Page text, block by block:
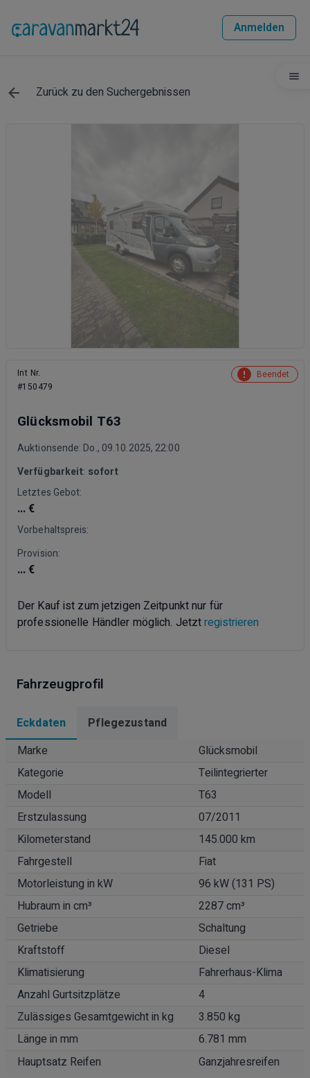
Anmelden
Zurück zu den Suchergebnissen
Int Nr.
#150479
Beendet
Glücksmobil T63
Auktionsende: Do., 09.10.2025, 22:00
Verfügbarkeit: sofort
Letztes Gebot:
... €
Vorbehaltspreis:
Provision:
... €
Der Kauf ist zum jetzigen Zeitpunkt nur für
professionelle Händler möglich. Jetztregistrieren
Fahrzeugprofil
Eckdaten
Pflegezustand
Marke
Glücksmobil
Kategorie
Teilintegrierter
Modell
T63
Erstzulassung
07/2011
Kilometerstand
145.000 km
Fahrgestell
Fiat
Motorleistung in kW
96 kW (131 PS)
Hubraum in cm³
2287 cm³
Getriebe
Schaltung
Kraftstoff
Diesel
Klimatisierung
Fahrerhaus-Klima
Anzahl Gurtsitzplätze
4
Zulässiges Gesamtgewicht in kg
3.850 kg
Länge in mm
6.781 mm
Hauptsatz Reifen
Ganzjahresreifen